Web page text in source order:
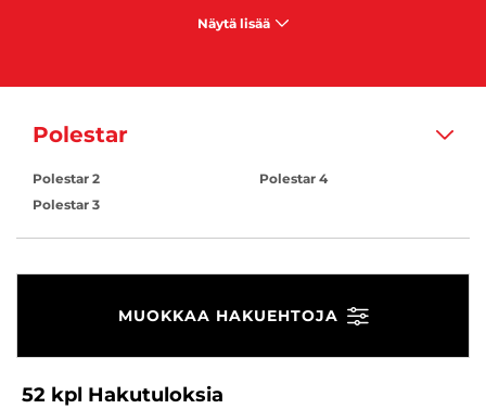
Näytä lisää
Polestar
Polestar 2
Polestar 3
Polestar 4
MUOKKAA HAKUEHTOJA
52 kpl Hakutuloksia